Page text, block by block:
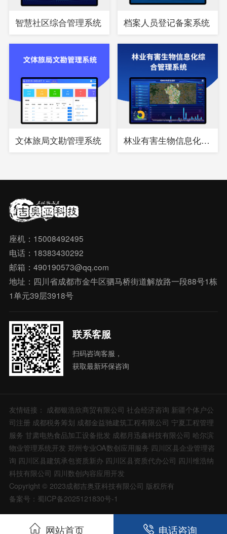
智慧社区综合管理系统 档案人员登记备案系统
文体旅局文勘管理系统 林业有害生物信息化综合管理系统
座机：15008492495
电话：18383430292
邮箱：490190573@qq.com
地址：四川省成都市金牛区驷马桥街道解放路一段88号1栋
1单元39层3918号
联系客服
扫码咨询客服，
获取最新环保咨询
友情链接： 成都银浩欣商贸有限公司 社会经济咨询 新疆个体户公
司注册 成都税务筹划 成都金益驰建筑工程有限公司 宁夏工程管理
服务 甘肃电热食品加工设备批发 成都月迅鑫科技有限公司 哈尔滨
物业管理系统开发 郑州专业OA数创应用服务 四川区县企业管理咨
询 四川区县建筑承包资质新办 四川区县资质代办公司 四川维浩纳
科技有限公司 四川数创内容应用开发
Copyright © 2023成都吉奥亚科技有限公司 版权所有
备案号：蜀ICP备2025121830号-1
网站首页 电话咨询